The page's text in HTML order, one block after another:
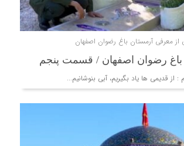
معرفی آرمستان باغ رضوان اصفهان
باغ رضوان اصفهان / قسمت پنجم
قدیمی ها یاد بگیریم، آبى بنوشانيم...